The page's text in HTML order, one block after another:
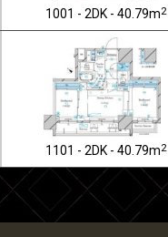
1001 - 2DK - 40.79m2
1101 - 2DK - 40.79m2